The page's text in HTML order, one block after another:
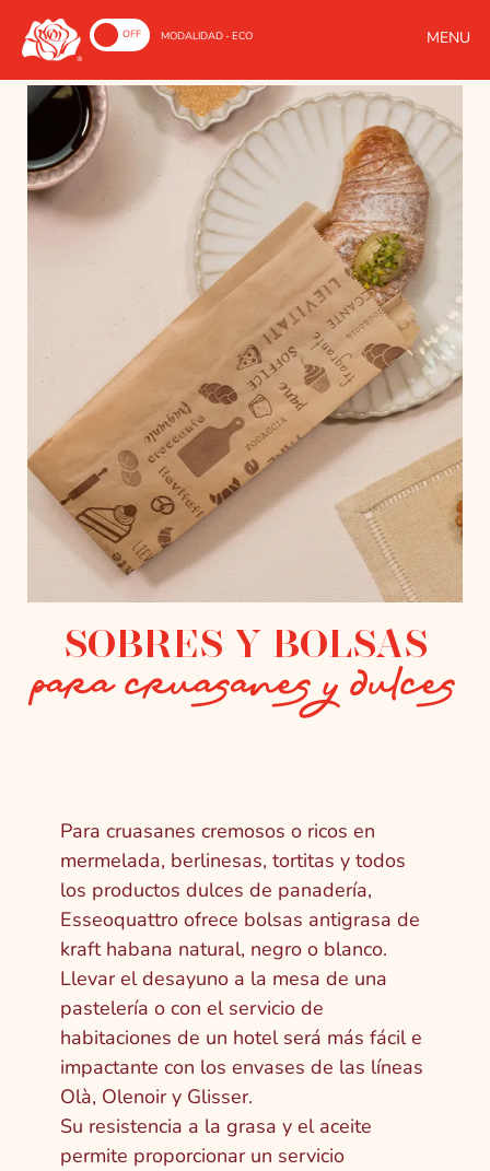
ON OFF MODALIDAD - ECO
SOBRES Y BOLSAS
para cruasanes y dulces
Para cruasanes cremosos o ricos en
mermelada, berlinesas, tortitas y todos
los productos dulces de panadería,
Esseoquattro ofrece bolsas antigrasa de
kraft habana natural, negro o blanco.
Llevar el desayuno a la mesa de una
pastelería o con el servicio de
habitaciones de un hotel será más fácil e
impactante con los envases de las líneas
Olà, Olenoir y Glisser.
Su resistencia a la grasa y el aceite
permite proporcionar un servicio